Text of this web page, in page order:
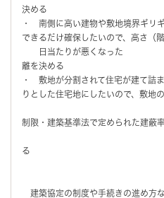
決める
・ 南側に高い建物や敷地境界
できるだけ確保したいので、高さ（
日当たりが悪
離を決め
・ 敷地が分割されて住宅が
りとした住宅地にしたいので、敷地
分
制限・建築基準法で定められた建蔽
を
る
建築協定の制度や手続きの進め方